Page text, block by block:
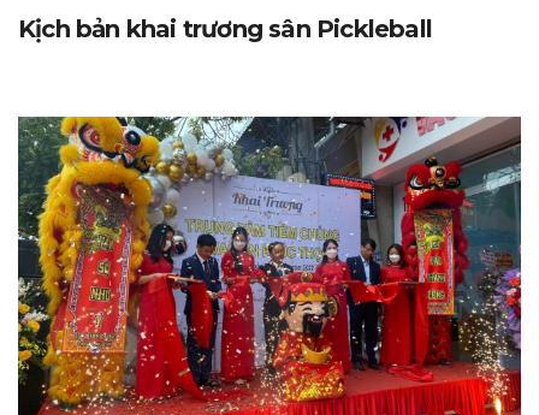
Kịch bản khai trương sân Pickleball